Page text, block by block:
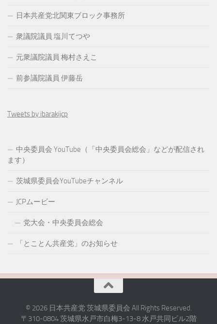
日本共産党北関東ブロック事務所
衆議院議員 塩川てつや
元衆議院議員 梅村さえこ
前参議院議員 伊藤岳
Tweets by ibarakijcp
中央委員会 YouTube（「中央委員会総会」などが配信され
ます）
茨城県委員会YouTubeチャンネル
JCPムービー
党大会・中央委員会総会
「とことん共産党」のお知らせ
© 2026 日本共産党 茨城県委員会 All Rights Reserved.
〒310-0804 茨城県水戸市白梅3-13-8 水戸共同ビル2階